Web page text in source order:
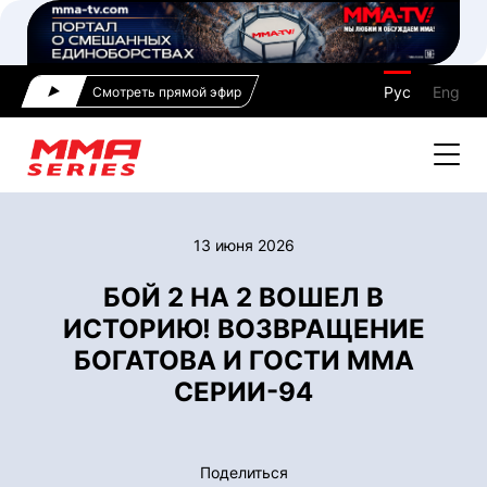
Смотреть прямой эфир Рус Eng
13 июня 2026
БОЙ 2 НА 2 ВОШЕЛ В
ИСТОРИЮ! ВОЗВРАЩЕНИЕ
БОГАТОВА И ГОСТИ ММА
СЕРИИ-94
Поделиться